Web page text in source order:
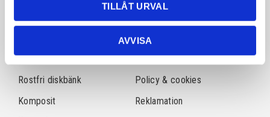
TILLÅT URVAL
AVVISA
Natursten
Rostfri diskbänk
Komposit
Frågor & svar
Köpvillkor
Policy & cookies
Reklamation